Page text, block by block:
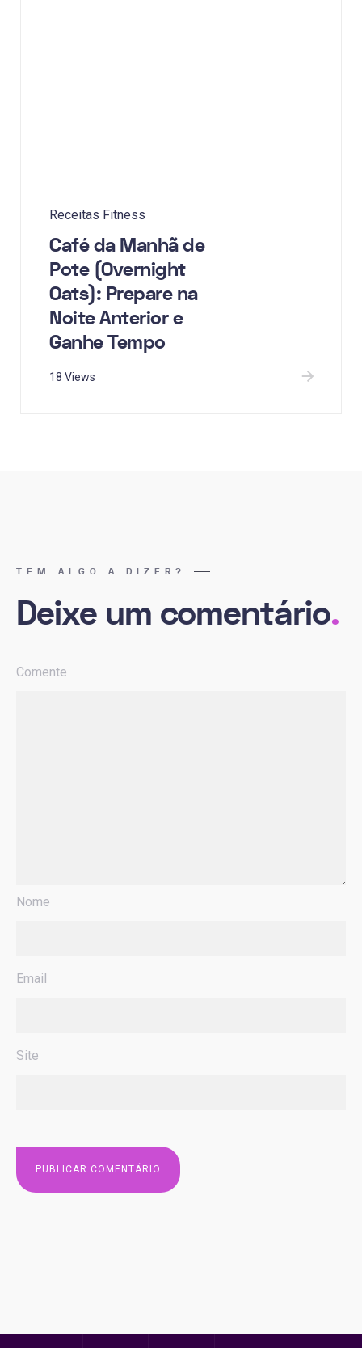
Receitas Fitness
Café da Manhã de
Pote (Overnight
Oats): Prepare na
Noite Anterior e
Ganhe Tempo
18 Views
TEM ALGO A DIZER?
Deixe um comentário.
Comente
Nome
Email
Site